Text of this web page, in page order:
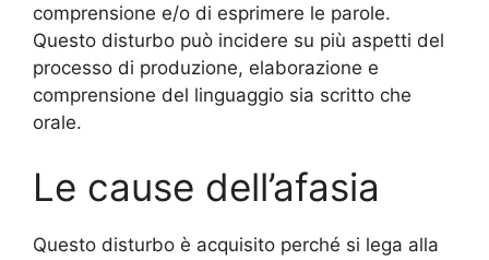
comprensione e/o di esprimere le parole.
Questo disturbo può incidere su più aspetti del
processo di produzione, elaborazione e
comprensione del linguaggio sia scritto che
orale.
Le cause dell’afasia
Questo disturbo è acquisito perché si lega alla